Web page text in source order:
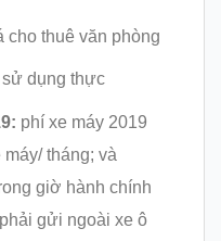
cho thuê văn phòng
sử dụng thực
phí xe máy 2019
tháng; và
giờ hành chính
gửi ngoài xe ô